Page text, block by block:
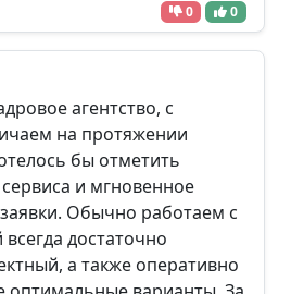
0 0
агентство, с
на протяжении
бы отметить
и мгновенное
Обычно работаем с
достаточно
а также оперативно